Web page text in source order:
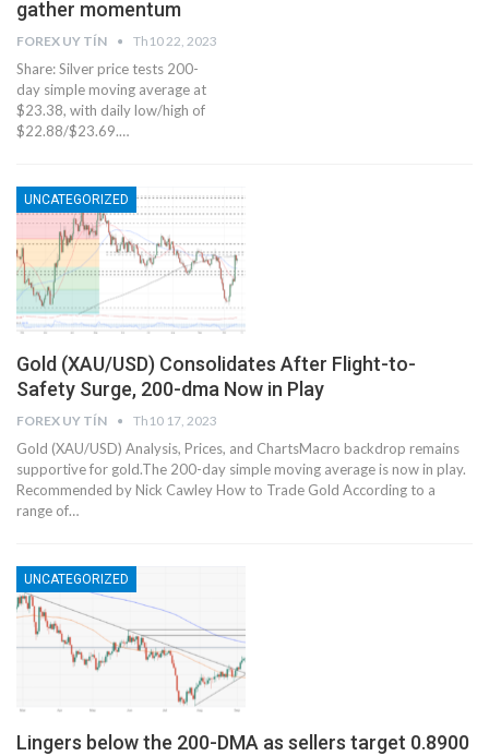
gather momentum
FOREX UY TÍN Th10 22, 2023
Share: Silver price tests 200-
day simple moving average at
$23.38, with daily low/high of
$22.88/$23.69.…
UNCATEGORIZED
Gold (XAU/USD) Consolidates After Flight-to-
Safety Surge, 200-dma Now in Play
FOREX UY TÍN Th10 17, 2023
Gold (XAU/USD) Analysis, Prices, and ChartsMacro backdrop remains
supportive for gold.The 200-day simple moving average is now in play.
Recommended by Nick Cawley How to Trade Gold According to a
range of…
UNCATEGORIZED
Lingers below the 200-DMA as sellers target 0.8900